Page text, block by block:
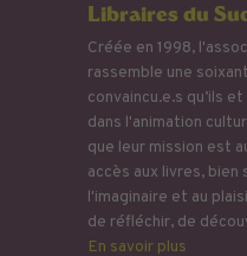
Libraires du
Créée en 1998,
rassemble une
convaincu.e.s qu’ils
dans l'animation
que leur mission est
accès aux livres, bien
l'imaginaire et au
de réfléchir, de
En savoir plus